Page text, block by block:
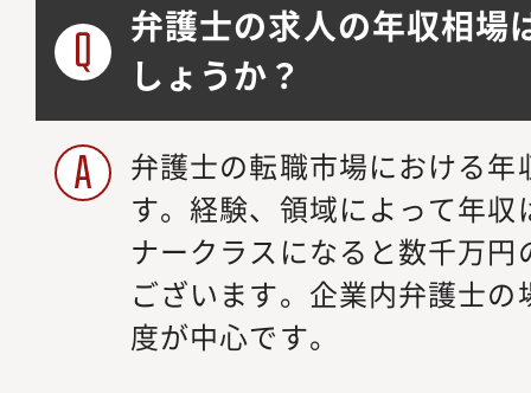
弁護士の求人の年収相場
しょうか？
弁護士の転職市場における
す。経験、領域によって年
ナークラスになると数千万
ございます。企業内弁護士
度が中心です。